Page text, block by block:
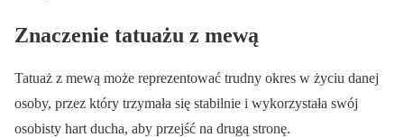
Znaczenie tatuażu z mewą
Tatuaż z mewą może reprezentować trudny okres w życiu danej
osoby, przez który trzymała się stabilnie i wykorzystała swój
osobisty hart ducha, aby przejść na drugą stronę.